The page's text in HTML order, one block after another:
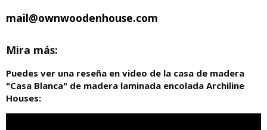
mail@ownwoodenhouse.com
Mira más:
Puedes ver una reseña en video de la casa de madera
"Casa Blanca" de madera laminada encolada Archiline
Houses: